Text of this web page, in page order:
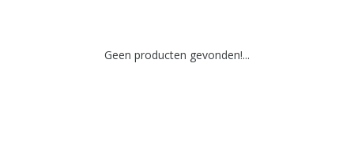
Geen producten gevonden!...